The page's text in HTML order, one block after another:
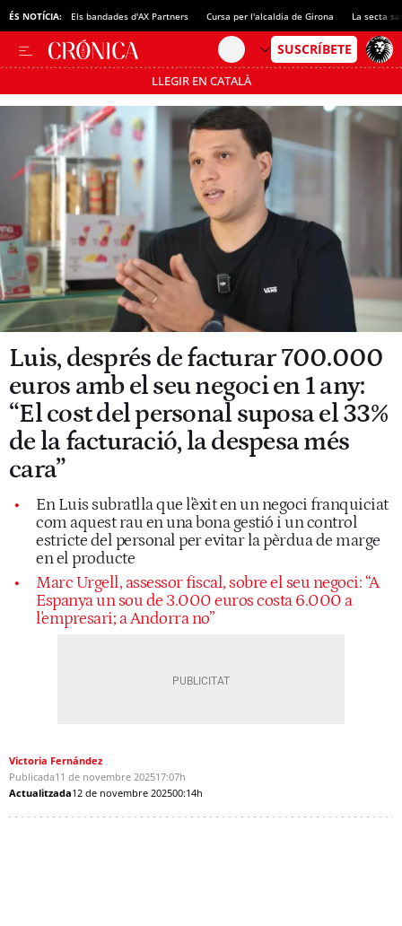
ÉS NOTÍCIA: Els bandades d'AX Partners Cursa per l'alcaldia de Girona La secta
LLEGIR EN CATALÀ
Passa’t al mode estalvi
Luis, després de facturar 700.000
euros amb el seu negoci en 1 any:
“El cost del personal suposa el 33%
de la facturació, la despesa més
cara”
En Luis subratlla que l'èxit en un negoci franquiciat
com aquest rau en una bona gestió i un control
estricte del personal per evitar la pèrdua de marge
en el producte
Marc Urgell, assessor fiscal, sobre el seu negoci: “A
Espanya un sou de 3.000 euros costa 6.000 a
l'empresari; a Andorra no”
Victoria Fernández
Publicada11 de novembre 202517:07h
Actualitzada12 de novembre 202500:14h